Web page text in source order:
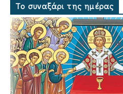
Το συναξάρι της ημέρας